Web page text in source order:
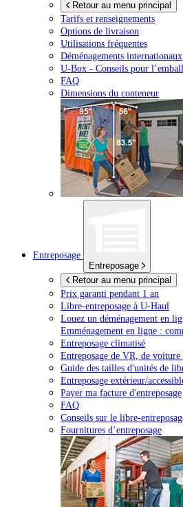
Retour au menu principal
Tarifs et renseignements
Options de livraison
Utilisations fréquentes
Déménagements internationaux
U-Box - Conseils pour
FAQ
Dimensions du conteneur
Entreposage
Entreposage
Retour au menu principal
Prix garanti pendant 1 an
Libre-entreposage à U-Haul
Louez un déménagement en
Emménagement en ligne :
Entreposage climatisé
Entreposage de VR, de voiture
Guide des tailles d'unités de
Entreposage extérieur/
Payer ma facture d'entreposage
FAQ
Conseils sur le libre-
Fournitures d’entreposage